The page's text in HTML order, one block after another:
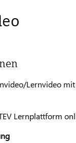
Lernvideo
Lernplattform